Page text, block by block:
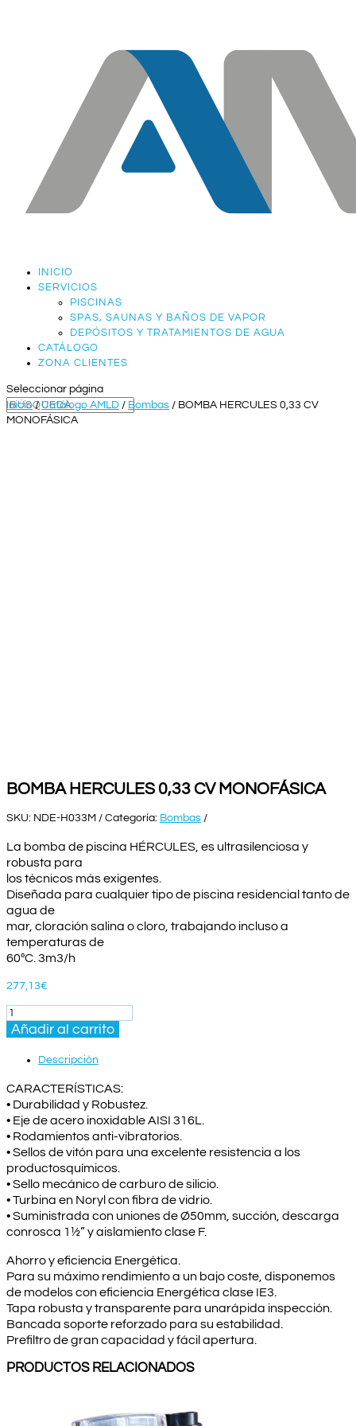
INICIO
SERVICIOS
PISCINAS
SPAS, SAUNAS Y BAÑOS DE VAPOR
DEPÓSITOS Y TRATAMIENTOS DE AGUA
CATÁLOGO
ZONA CLIENTES
Seleccionar página
Inicio/Catálogo AMLD / Bombas / BOMBA HERCULES 0,33 CV
MONOFÁSICA
BOMBA HERCULES 0,33 CV MONOFÁSICA
SKU: NDE-H033M Categoría: Bombas
La bomba de piscina HÉRCULES, es ultrasilenciosa y
robusta para
los técnicos más exigentes.
Diseñada para cualquier tipo de piscina residencial tanto de
agua de
mar, cloración salina o cloro, trabajando incluso a
temperaturas de
60ºC. 3m3/h
277,13€
BOMBA
HERCULES
cantidad
Añadir al carrito
Descripción
CARACTERÍSTICAS:
• Durabilidad y Robustez.
• Eje de acero inoxidable AISI 316L.
• Rodamientos anti-vibratorios.
• Sellos de vitón para una excelente resistencia a los
productosquímicos.
• Sello mecánico de carburo de silicio.
• Turbina en Noryl con fibra de vidrio.
• Suministrada con uniones de Ø50mm, succión, descarga
conrosca 1½” y aislamiento clase F.
Ahorro y eficiencia Energética.
Para su máximo rendimiento a un bajo coste, disponemos
de modelos con eficiencia Energética clase IE3.
Tapa robusta y transparente para unarápida inspección.
Bancada soporte reforzado para su estabilidad.
Prefiltro de gran capacidad y fácil apertura.
PRODUCTOS RELACIONADOS